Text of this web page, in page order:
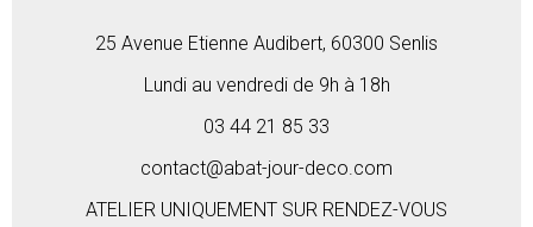
25 Avenue Etienne Audibert, 60300 Senlis
Lundi au vendredi de 9h à 18h
03 44 21 85 33
contact@abat-jour-deco.com
ATELIER UNIQUEMENT SUR RENDEZ-VOUS